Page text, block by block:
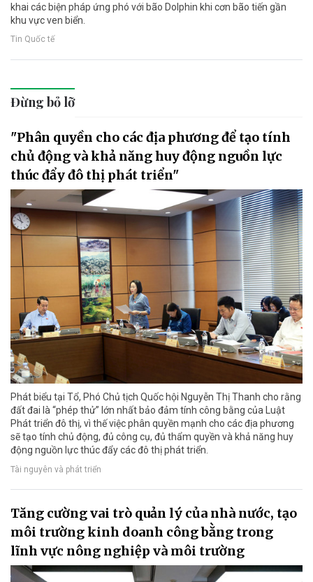
khai các biện pháp ứng phó với bão Dolphin khi cơn bão tiến gần
khu vực ven biển.
Tin Quốc tế
Đừng bỏ lỡ
"Phân quyền cho các địa phương để tạo tính
chủ động và khả năng huy động nguồn lực
thúc đẩy đô thị phát triển"
Phát biểu tại Tổ, Phó Chủ tịch Quốc hội Nguyễn Thị Thanh cho rằng
đất đai là “phép thử” lớn nhất bảo đảm tính công bằng của Luật
Phát triển đô thị, vì thế việc phân quyền mạnh cho các địa phương
sẽ tạo tính chủ động, đủ công cụ, đủ thẩm quyền và khả năng huy
động nguồn lực thúc đẩy các đô thị phát triển.
Tài nguyên và phát triển
Tăng cường vai trò quản lý của nhà nước, tạo
môi trường kinh doanh công bằng trong
lĩnh vực nông nghiệp và môi trường